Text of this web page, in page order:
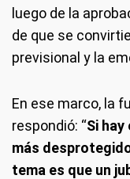
luego de la
de que se
previsional y la
En ese marco, la
respondió: “Si
más
tema es que un